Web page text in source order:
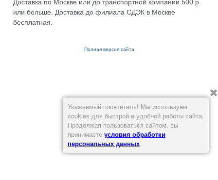
Доставка по Москве или до транспортной компании 500 р.
или больше. Доставка до филиала СДЭК в Москве
бесплатная.
Полная версия сайта
Уважаемый посетитель! Мы используем
cookies для быстрой и удобной работы сайта.
Продолжая пользоваться сайтом, вы
принимаете условия обработки
персональных данных.